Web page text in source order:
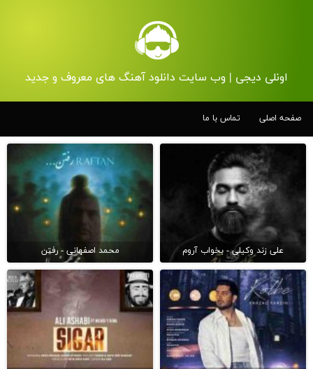
اونلی دیجی | وب سایت دانلود آهنگ های معروف و جدید
صفحه اصلی تماس با ما
علی زند وکیلی - بخواب آروم محمد اصفهانی - رفتن